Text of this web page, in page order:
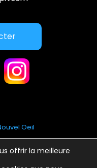
offrir la meilleure
Oeil